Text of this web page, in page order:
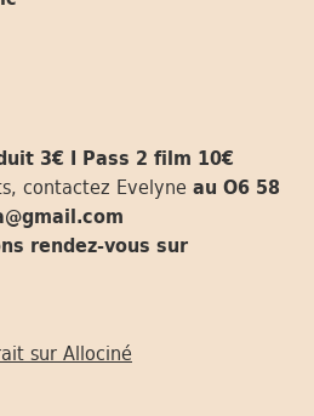
3€ I Pass 2 film 10€
contactez Evelyne au O6 58
rendez-vous sur
sur Allociné